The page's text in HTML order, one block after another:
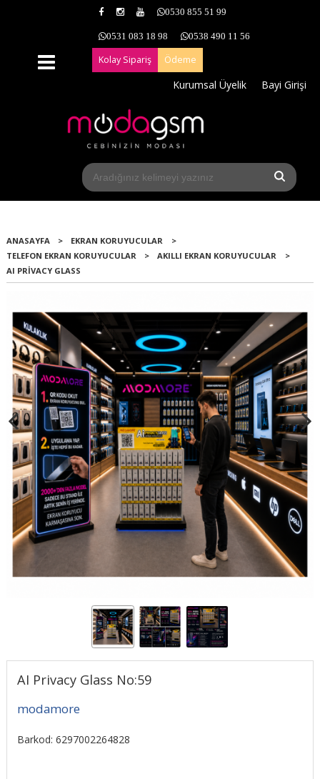
0530 855 51 99
0531 083 18 98 0538 490 11 56
Kolay Sipariş Ödeme
Kurumsal Üyelik Bayi Girişi
ANASAYFA > EKRAN KORUYUCULAR
>
TELEFON EKRAN KORUYUCULAR
> AKILLI EKRAN KORUYUCULAR
>
AI PRIVACY GLASS
AI Privacy Glass No:59
modamore
Barkod: 6297002264828